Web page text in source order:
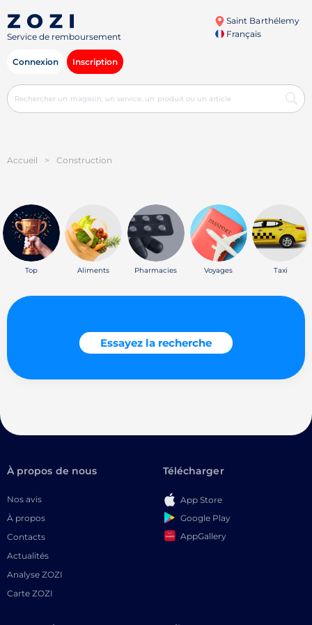
Service de remboursement
Saint Barthélemy
Français
Connexion Inscription
Accueil > Construction
Top Aliments Pharmacies Voyages Taxi
Essayez la recherche
À propos de nous
Nos avis
À propos
Contacts
Actualités
Analyse ZOZI
Carte ZOZI
Télécharger
App Store
Google Play
AppGallery